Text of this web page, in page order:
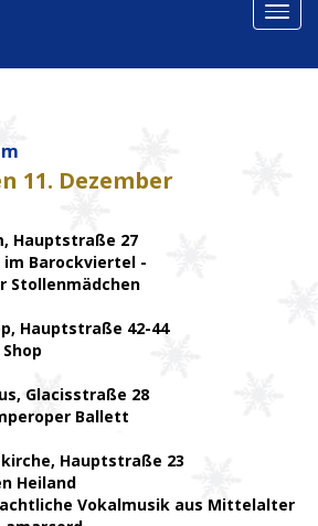
11. Dezember
Hauptstraße 27
Barockviertel -
Stollenmädchen
Hauptstraße 42-44
Glacisstraße 28
Ballett
Hauptstraße 23
Heiland
Vokalmusik aus Mittelalter